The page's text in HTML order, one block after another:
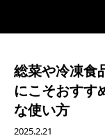
総菜や冷凍食
にこそおすす
な使い方
2025.2.21